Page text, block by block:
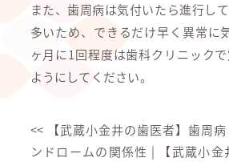
また、歯周病は気付いたら進行し
多いため、できるだけ早く異常に
ヶ月に1回程度は歯科クリニック
ようにしてください。
<< 【武蔵小金井の歯医者】歯周
ンドロームの関係性 |
【武蔵小